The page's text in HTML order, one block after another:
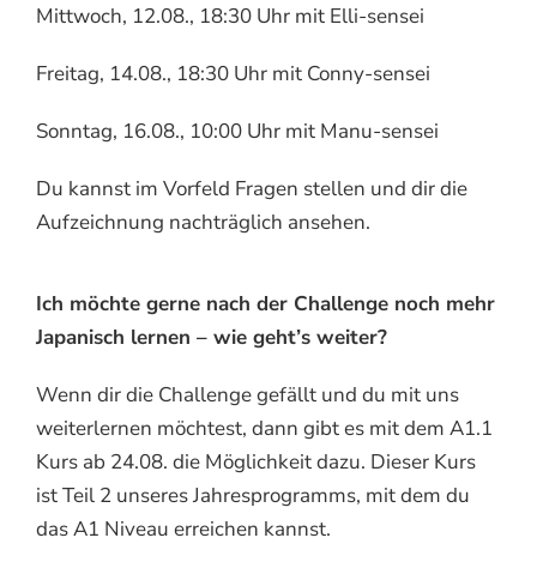
Mittwoch, 12.08., 18:30 Uhr mit Elli-sensei
Freitag, 14.08., 18:30 Uhr mit Conny-sensei
Sonntag, 16.08., 10:00 Uhr mit Manu-sensei
Du kannst im Vorfeld Fragen stellen und dir die
Aufzeichnung nachträglich ansehen.
Ich möchte gerne nach der Challenge noch mehr
Japanisch lernen – wie geht’s weiter?
Wenn dir die Challenge gefällt und du mit uns
weiterlernen möchtest, dann gibt es mit dem A1.1
Kurs ab 24.08. die Möglichkeit dazu. Dieser Kurs
ist Teil 2 unseres Jahresprogramms, mit dem du
das A1 Niveau erreichen kannst.